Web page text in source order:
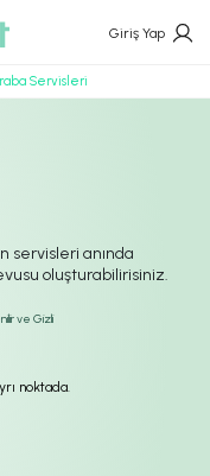
Giriş Yap
Servisleri
servisleri anında
oluşturabilirisiniz.
ve Gizli
noktada.